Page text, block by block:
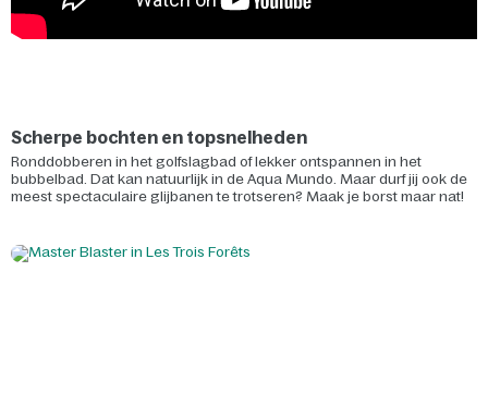
Scherpe bochten en topsnelheden
Ronddobberen in het golfslagbad of lekker ontspannen in het
bubbelbad. Dat kan natuurlijk in de Aqua Mundo. Maar durf jij ook de
meest spectaculaire glijbanen te trotseren? Maak je borst maar nat!